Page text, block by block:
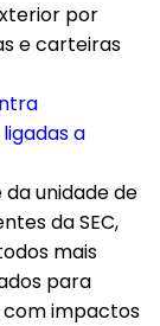
por
e carteiras
a
da unidade de
da SEC,
mais
para
com impactos